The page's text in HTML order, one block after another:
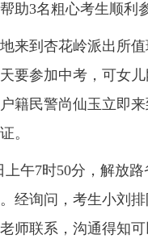
助3名粗心考生顺利
到杏花岭派出所值
要参加中考，可女
籍民警尚仙玉立即
。
午7时50分，解放路
经询问，考生小刘
师联系，沟通得知